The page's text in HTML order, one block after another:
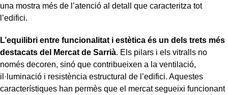
una mostra més de l’atenció al detall que caracteritza tot
l’edifici.
L’equilibri entre funcionalitat i estètica és un dels trets més
destacats del Mercat de Sarrià. Els pilars i els vitralls no
només decoren, sinó que contribueixen a la ventilació,
il·luminació i resistència estructural de l’edifici. Aquestes
característiques han permès que el mercat segueixi funcionant